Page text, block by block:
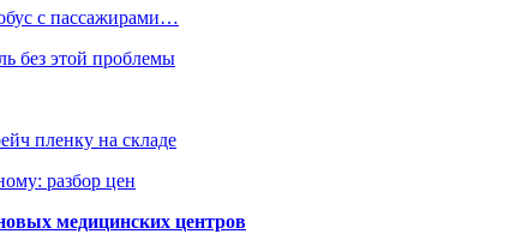
с пассажирами…
без этой проблемы
пленку на складе
разбор цен
медицинских центров